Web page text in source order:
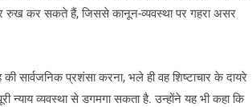
रुख कर सकते हैं, जिससे कानून-व्यवस्था पर गहरा असर
सार्वजनिक प्रशंसा करना, भले ही वह शिष्टाचार के दायरे
न्याय व्यवस्था से डगमगा सकता है. उन्होंने यह भी कहा कि